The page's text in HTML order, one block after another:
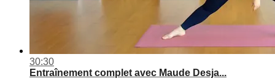
30:30
Entraînement complet avec Maude Desja...